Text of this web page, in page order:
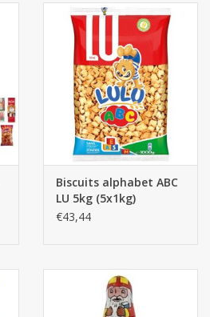
Biscuits alphabet ABC
LU 5kg (5x1kg)
€43,44